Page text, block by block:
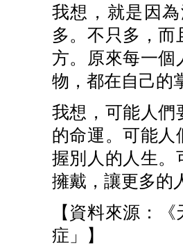
我想，就是因
多。不只多，
方。原來每一個
物，都在自己的
我想，可能人們
的命運。可能人
握別人的人生。
擁戴，讓更多的
【資料來源：
症」】